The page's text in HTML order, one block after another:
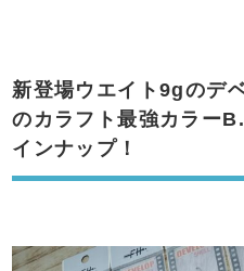
新登場ウエイト9gのデ
のカラフト最強カラー
インナップ！